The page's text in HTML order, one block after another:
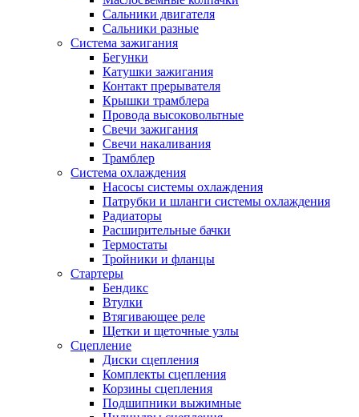
Сальники двигателя
Сальники разные
Система зажигания
Бегунки
Катушки зажигания
Контакт прерывателя
Крышки трамблера
Провода высоковольтные
Свечи зажигания
Свечи накаливания
Трамблер
Система охлаждения
Насосы системы охлаждения
Патрубки и шланги системы охлаждения
Радиаторы
Расширительные бачки
Термостаты
Тройники и фланцы
Стартеры
Бендикс
Втулки
Втягивающее реле
Щетки и щеточные узлы
Сцепление
Диски сцепления
Комплекты сцепления
Корзины сцепления
Подшипники выжимные